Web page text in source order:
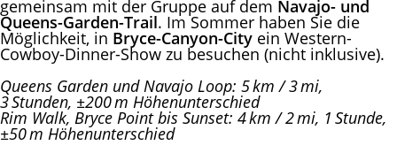
gemeinsam mit der Gruppe auf dem Navajo- und
Queens-Garden-Trail. Im Sommer haben Sie die
Möglichkeit, in Bryce-Canyon-City ein Western-
Cowboy-Dinner-Show zu besuchen (nicht inklusive).
Queens Garden und Navajo Loop: 5 km / 3 mi,
3 Stunden, ±200 m Höhenunterschied
Rim Walk, Bryce Point bis Sunset: 4 km / 2 mi, 1 Stunde,
±50 m Höhenunterschied